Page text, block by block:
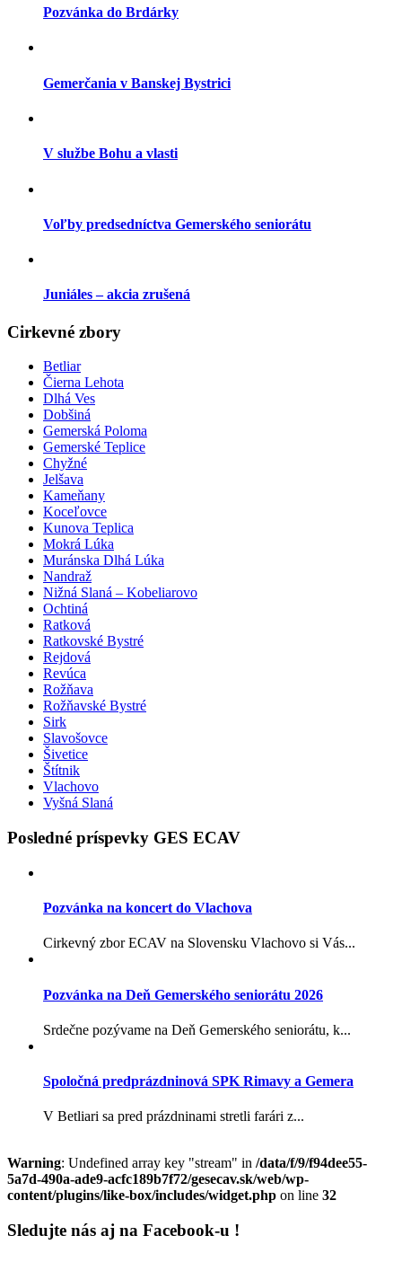
Pozvánka do Brdárky
Gemerčania v Banskej Bystrici
V službe Bohu a vlasti
Voľby predsedníctva Gemerského seniorátu
Juniáles – akcia zrušená
Cirkevné zbory
Betliar
Čierna Lehota
Dlhá Ves
Dobšiná
Gemerská Poloma
Gemerské Teplice
Chyžné
Jelšava
Kameňany
Koceľovce
Kunova Teplica
Mokrá Lúka
Muránska Dlhá Lúka
Nandraž
Nižná Slaná – Kobeliarovo
Ochtiná
Ratková
Ratkovské Bystré
Rejdová
Revúca
Rožňava
Rožňavské Bystré
Sirk
Slavošovce
Šivetice
Štítnik
Vlachovo
Vyšná Slaná
Posledné príspevky GES ECAV
Pozvánka na koncert do Vlachova
Cirkevný zbor ECAV na Slovensku Vlachovo si Vás...
Pozvánka na Deň Gemerského seniorátu 2026
Srdečne pozývame na Deň Gemerského seniorátu, k...
Spoločná predprázdninová SPK Rimavy a Gemera
V Betliari sa pred prázdninami stretli farári z...
Warning: Undefined array key "stream" in /data/f/9/f94dee55-
5a7d-490a-ade9-acfc189b7f72/gesecav.sk/web/wp-
content/plugins/like-box/includes/widget.php on line 32
Sledujte nás aj na Facebook-u !